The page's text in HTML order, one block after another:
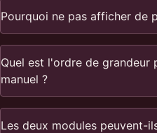
Pourquoi ne pas afficher de
Quel est l'ordre de grandeur
manuel ?
Les deux modules peuvent-